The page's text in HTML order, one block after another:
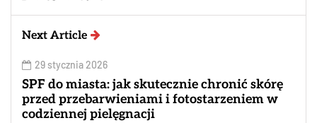
Next Article
29 stycznia 2026
SPF do miasta: jak skutecznie chronić skórę
przed przebarwieniami i fotostarzeniem w
codziennej pielęgnacji